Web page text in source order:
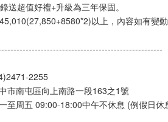
送超值好禮+升級為三年保固。
以上，內容如有變
2255
市南屯區向上南路一段163之1號
至周五 09:00-18:00中午不休息 (例假日休